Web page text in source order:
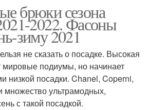
брюки сезона
2022. Фасоны
зиму 2021
не сказать о посадке. Высокая
мировые подиумы, но начинает
низкой посадки. Chanel, Coperni,
множество ультрамодных,
с такой посадкой.